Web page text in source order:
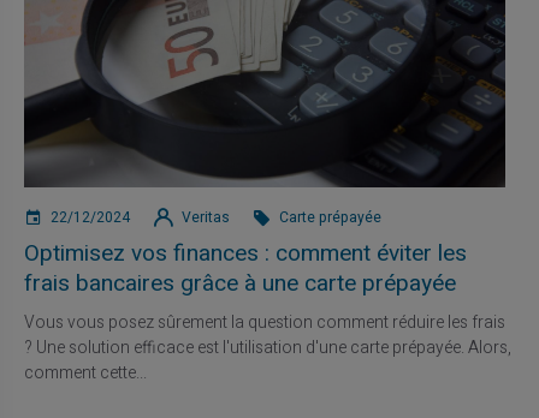
22/12/2024 Veritas Carte prépayée
Optimisez vos finances : comment éviter les
frais bancaires grâce à une carte prépayée
Vous vous posez sûrement la question comment réduire les frais
? Une solution efficace est l'utilisation d'une carte prépayée. Alors,
comment cette...